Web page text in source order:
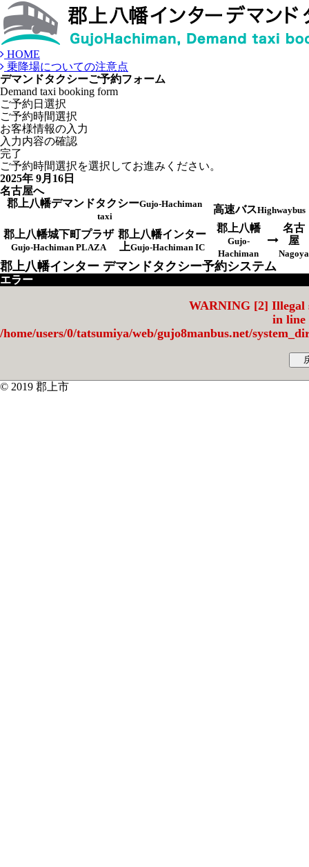
HOME
乗降場についての注意点
デマンドタクシーご予約フォーム
Demand taxi booking form
ご予約日選択
ご予約時間選択
お客様情報の入力
入力内容の確認
完了
ご予約時間選択を選択してお進みください。
2025年 9月16日
名古屋へ
郡上八幡デマンドタクシーGujo-Hachiman
taxi
高速バスHighwaybus
郡上八幡城下町プラザ
Gujo-Hachiman PLAZA
郡上八幡インター
上Gujo-Hachiman IC
郡上八幡
Gujo-
Hachiman
名古
屋
Nagoya
郡上八幡インター デマンドタクシー予約システム
エラー
WARNING[2] Illegal
in line
/home/users/0/tatsumiya/web/gujo8manbus.net/
© 2019 郡上市